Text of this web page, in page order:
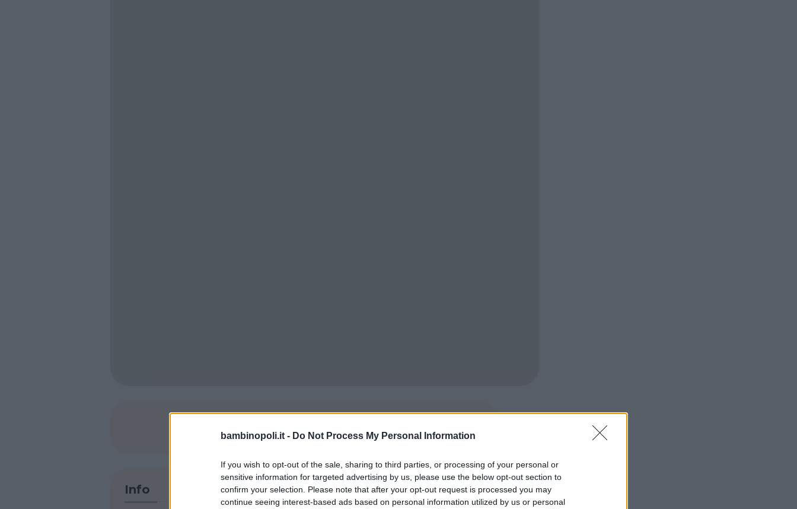
bambinopoli.it - Do Not Process My Personal Information
If you wish to opt-out of the sale, sharing to third parties, or processing of your personal or
sensitive information for targeted advertising by us, please use the below opt-out section to
confirm your selection. Please note that after your opt-out request is processed you may
continue seeing interest-based ads based on personal information utilized by us or personal
Info Tipo Pubblico